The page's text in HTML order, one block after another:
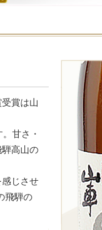
賞は山
甘さ・
高山の
じさせ
飛騨の